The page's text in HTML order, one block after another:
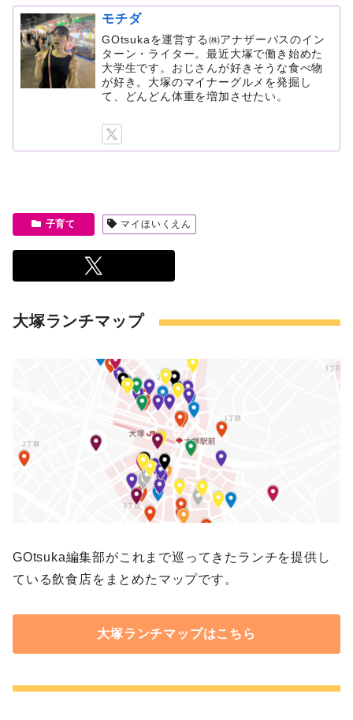
モチダ
GOtsukaを運営する㈱アナザーパスのイン
ターン・ライター。最近大塚で働き始めた
大学生です。おじさんが好きそうな食べ物
が好き。大塚のマイナーグルメを発掘し
て、どんどん体重を増加させたい。
子育て マイほいくえん
大塚ランチマップ
GOtsuka編集部がこれまで巡ってきたランチを提供し
ている飲食店をまとめたマップです。
大塚ランチマップはこちら